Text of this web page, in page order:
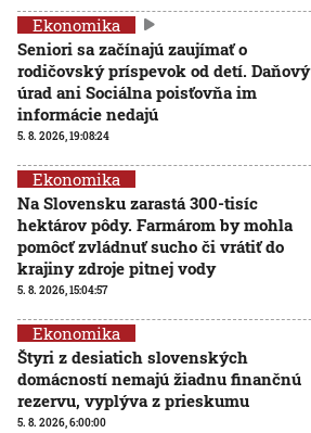
Ekonomika
Seniori sa začínajú zaujímať o
rodičovský príspevok od detí. Daňový
úrad ani Sociálna poisťovňa im
informácie nedajú
5. 8. 2026, 19:08:24
Ekonomika
Na Slovensku zarastá 300-tisíc
hektárov pôdy. Farmárom by mohla
pomôcť zvládnuť sucho či vrátiť do
krajiny zdroje pitnej vody
5. 8. 2026, 15:04:57
Ekonomika
Štyri z desiatich slovenských
domácností nemajú žiadnu finančnú
rezervu, vyplýva z prieskumu
5. 8. 2026, 6:00:00